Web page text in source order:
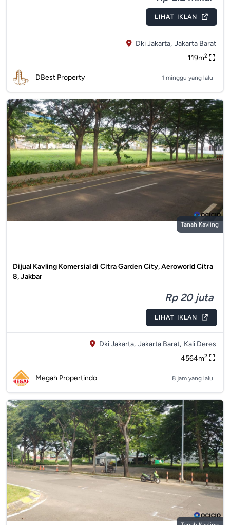
LIHAT IKLAN
Dki Jakarta, Jakarta Barat
119m2
DBest Property 1 minggu yang lalu
Tanah Kavling
Dijual Kavling Komersial di Citra Garden City, Aeroworld Citra
8, Jakbar
Rp 20 juta
LIHAT IKLAN
Dki Jakarta, Jakarta Barat, Kali Deres
4564m2
Megah Propertindo 8 jam yang lalu